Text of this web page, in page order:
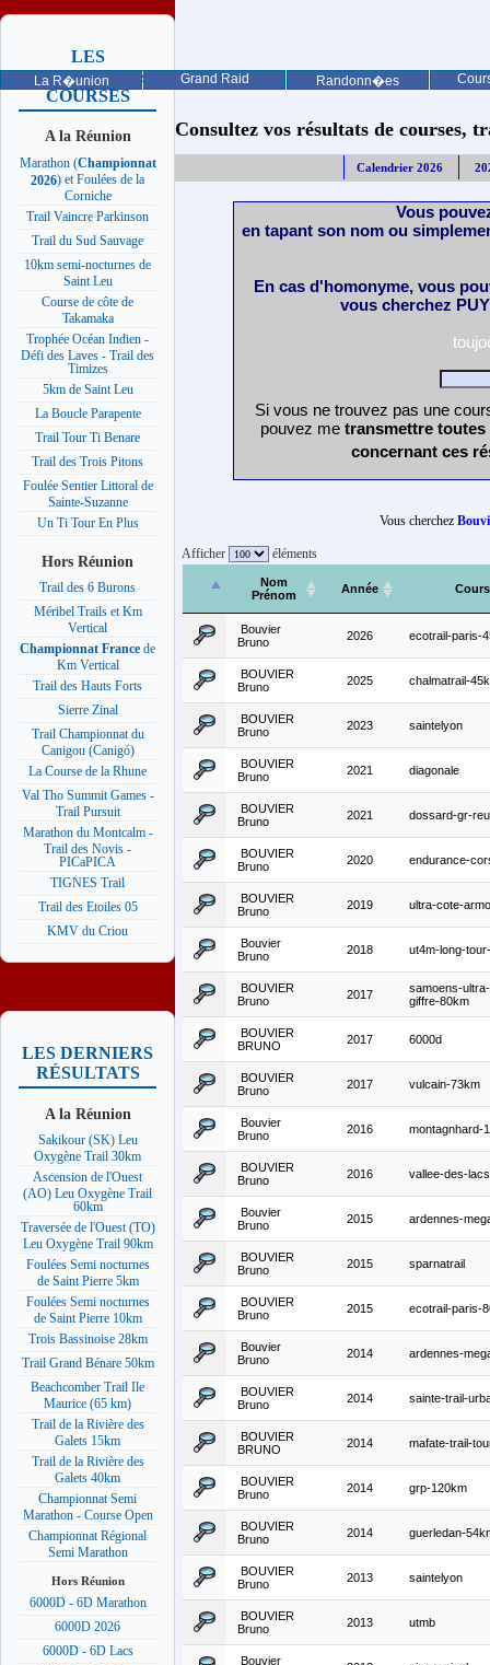
La R�union Grand Raid Randonn�es
LES
PROCHAINES
COURSES
A la Réunion
Marathon (Championnat
2026) et Foulées de la
Corniche
Trail Vaincre Parkinson
Trail du Sud Sauvage
10km semi-nocturnes de
Saint Leu
Course de côte de
Takamaka
Trophée Océan Indien -
Défi des Laves - Trail des
Timizes
5km de Saint Leu
La Boucle Parapente
Trail Tour Ti Benare
Trail des Trois Pitons
Foulée Sentier Littoral de
Sainte-Suzanne
Un Ti Tour En Plus
Hors Réunion
Trail des 6 Burons
Méribel Trails et Km
Vertical
Championnat France de
Km Vertical
Trail des Hauts Forts
Sierre Zinal
Trail Championnat du
Canigou (Canigó)
La Course de la Rhune
Val Tho Summit Games -
Trail Pursuit
Marathon du Montcalm -
Trail des Novis -
PICaPICA
TIGNES Trail
Trail des Etoiles 05
KMV du Criou
LES DERNIERS
RÉSULTATS
A la Réunion
Sakikour (SK) Leu
Oxygène Trail 30km
Ascension de l'Ouest
(AO) Leu Oxygène Trail
60km
Traversée de l'Ouest (TO)
Leu Oxygène Trail 90km
Foulées Semi nocturnes
de Saint Pierre 5km
Foulées Semi nocturnes
de Saint Pierre 10km
Trois Bassinoise 28km
Trail Grand Bénare 50km
Beachcomber Trail Ile
Maurice (65 km)
Trail de la Rivière des
Galets 15km
Trail de la Rivière des
Galets 40km
Championnat Semi
Marathon - Course Open
Championnat Régional
Semi Marathon
Hors Réunion
6000D - 6D Marathon
6000D 2026
6000D - 6D Lacs
Consultez vos résultats de courses,
Calendrier 2026
Vous
en tapant son nom ou
En cas d'homonyme, vous
vous cherchez
Si vous ne trouvez pas une
pouvez me transmettre
concernant ces
Vous cherchez
Afficher éléments
Nom
Prénom
Année
Bouvier
Bruno
2026 ecotrail-paris-
BOUVIER
Bruno
2025 chalmatrail-
BOUVIER
Bruno
2023 saintelyon
BOUVIER
Bruno
2021 diagonale
BOUVIER
Bruno
2021 dossard-gr-
BOUVIER
Bruno
2020 endurance-
BOUVIER
Bruno
2019 ultra-cote-
Bouvier
Bruno
2018 ut4m-long-
BOUVIER
Bruno
2017
samoens-
giffre-80km
BOUVIER
BRUNO
2017 6000d
BOUVIER
Bruno
2017 vulcain-73km
Bouvier
Bruno
2016 montagnhard-
BOUVIER
Bruno
2016 vallee-des-
Bouvier
Bruno
2015 ardennes-
BOUVIER
Bruno
2015 sparnatrail
BOUVIER
Bruno
2015 ecotrail-paris-
Bouvier
Bruno
2014 ardennes-
BOUVIER
Bruno
2014 sainte-trail-
BOUVIER
BRUNO
2014 mafate-trail-
BOUVIER
Bruno
2014 grp-120km
BOUVIER
Bruno
2014 guerledan-
BOUVIER
Bruno
2013 saintelyon
BOUVIER
Bruno
2013 utmb
Bouvier